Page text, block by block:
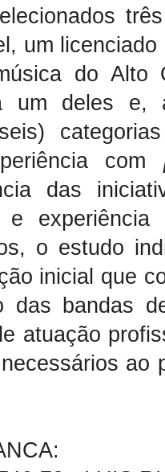
um
do Alto
um deles e,
com
das
e
o estudo
inicial que
das bandas
atuação
ao